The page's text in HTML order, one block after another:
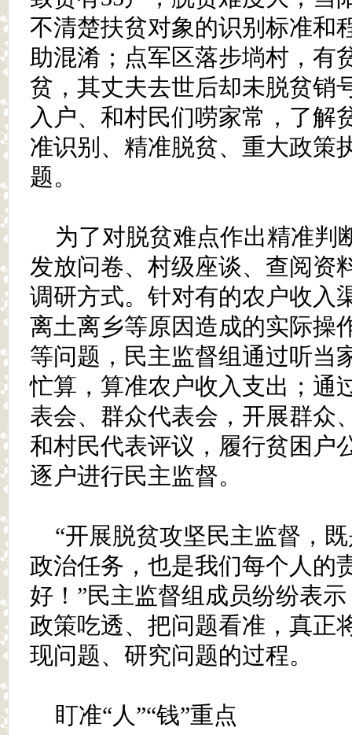
不清楚扶贫对象的识别标准和
助混淆；点军区落步埫村，有
贫，其丈夫去世后却未脱贫
入户、和村民们唠家常，了解
准识别、精准脱贫、重大政策
题。
为了对脱贫难点作出精准判
发放问卷、村级座谈、查阅资
调研方式。针对有的农户收入
离土离乡等原因造成的实际操
等问题，民主监督组通过听当
忙算，算准农户收入支出；通
表会、群众代表会，开展群众
和村民代表评议，履行贫困户
逐户进行民主监督。
“开展脱贫攻坚民主监督，
政治任务，也是我们每个人的
好！”民主监督组成员纷纷表
政策吃透、把问题看准，真正
现问题、研究问题的过程。
盯准“人”“钱”重点